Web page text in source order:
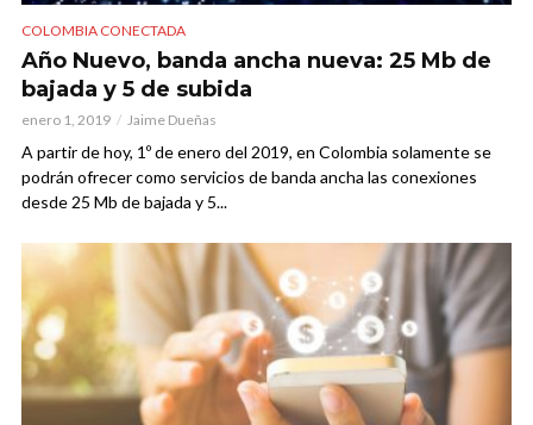
COLOMBIA CONECTADA
Año Nuevo, banda ancha nueva: 25 Mb de
bajada y 5 de subida
enero 1, 2019 Jaime Dueñas
A partir de hoy, 1º de enero del 2019, en Colombia solamente se
podrán ofrecer como servicios de banda ancha las conexiones
desde 25 Mb de bajada y 5...